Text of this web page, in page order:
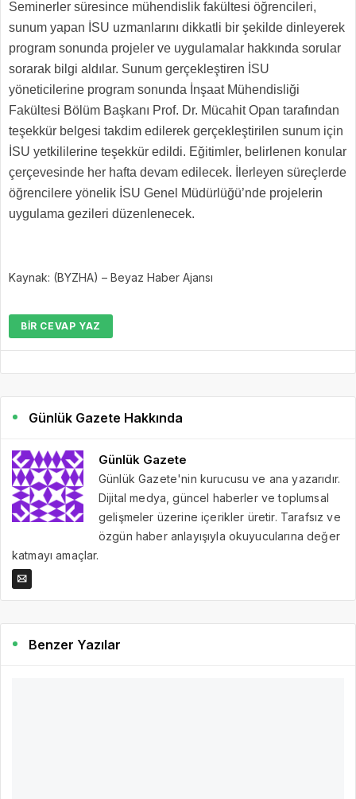
Seminerler süresince mühendislik fakültesi öğrencileri,
sunum yapan İSU uzmanlarını dikkatli bir şekilde dinleyerek
program sonunda projeler ve uygulamalar hakkında sorular
sorarak bilgi aldılar. Sunum gerçekleştiren İSU
yöneticilerine program sonunda İnşaat Mühendisliği
Fakültesi Bölüm Başkanı Prof. Dr. Mücahit Opan tarafından
teşekkür belgesi takdim edilerek gerçekleştirilen sunum için
İSU yetkililerine teşekkür edildi. Eğitimler, belirlenen konular
çerçevesinde her hafta devam edilecek. İlerleyen süreçlerde
öğrencilere yönelik İSU Genel Müdürlüğü’nde projelerin
uygulama gezileri düzenlenecek.
Kaynak: (BYZHA) – Beyaz Haber Ajansı
BIR CEVAP YAZ
Günlük Gazete Hakkında
Günlük Gazete
Günlük Gazete'nin kurucusu ve ana yazarıdır.
Dijital medya, güncel haberler ve toplumsal
gelişmeler üzerine içerikler üretir. Tarafsız ve
özgün haber anlayışıyla okuyucularına değer
katmayı amaçlar.
Benzer Yazılar